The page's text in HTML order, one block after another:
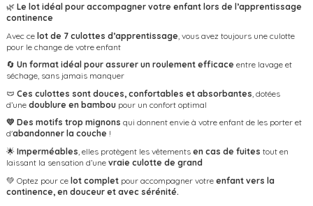
🌿 Le lot idéal pour accompagner votre enfant lors de l’apprentissage
continence
Avec ce lot de 7 culottes d’apprentissage , vous avez toujours une culotte
pour le change de votre enfant
🔄 Un format idéal pour assurer un roulement efficace entre lavage et
séchage, sans jamais manquer
🩲 Ces culottes sont douces, confortables et absorbantes , dotées
d’une doublure en bambou pour un confort optimal
💛 Des motifs trop mignons qui donnent envie à votre enfant de les porter et
d'abandonner la couche !
🌟 Imperméables , elles protègent les vêtements en cas de fuites tout en
laissant la sensation d’une vraie culotte de grand
💚 Optez pour ce lot complet pour accompagner votre enfant vers la
continence, en douceur et avec sérénité.